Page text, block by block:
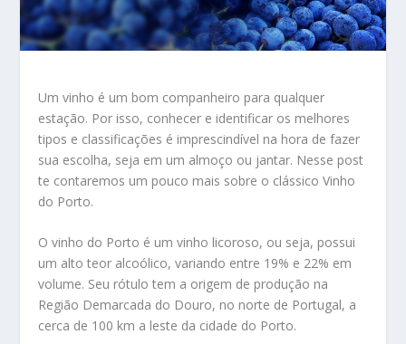
Um vinho é um bom companheiro para qualquer
estação. Por isso, conhecer e identificar os melhores
tipos e classificações é imprescindível na hora de fazer
sua escolha, seja em um almoço ou jantar. Nesse post
te contaremos um pouco mais sobre o clássico Vinho
do Porto.
O vinho do Porto é um vinho licoroso, ou seja, possui
um alto teor alcoólico, variando entre 19% e 22% em
volume. Seu rótulo tem a origem de produção na
Região Demarcada do Douro, no norte de Portugal, a
cerca de 100 km a leste da cidade do Porto.